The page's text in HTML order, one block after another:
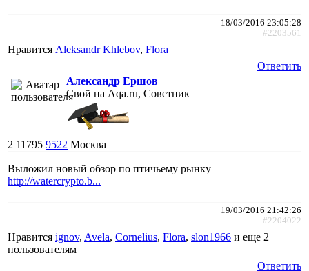
18/03/2016 23:05:28
#2203561
Нравится Aleksandr Khlebov, Flora
Ответить
Александр Ершов
Свой на Aqa.ru, Советник
2 11795 9522 Москва
Выложил новый обзор по птичьему рынку
http://watercrypto.b...
19/03/2016 21:42:26
#2204022
Нравится ignov, Avela, Cornelius, Flora, slon1966 и еще 2
пользователям
Ответить